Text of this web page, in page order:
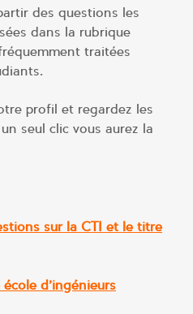
des questions les
dans la rubrique
traitées
profil et regardez les
seul clic vous aurez la
sur la CTI et le titre
d’ingénieurs